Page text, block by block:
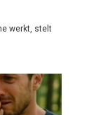
werkt, stelt